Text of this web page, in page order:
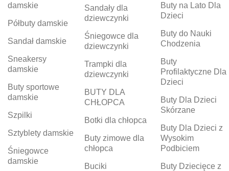
damskie
Półbuty damskie
Sandał damskie
Sneakersy
damskie
Buty sportowe
damskie
Szpilki
Sztyblety damskie
Śniegowce
damskie
Sandały dla
dziewczynki
Śniegowce dla
dziewczynki
Trampki dla
dziewczynki
BUTY DLA
CHŁOPCA
Botki dla chłopca
Buty zimowe dla
chłopca
Buciki
Buty na Lato Dla
Dzieci
Buty do Nauki
Chodzenia
Buty
Profilaktyczne Dla
Dzieci
Buty Dla Dzieci
Skórzane
Buty Dla Dzieci z
Wysokim
Podbiciem
Buty Dziecięce z